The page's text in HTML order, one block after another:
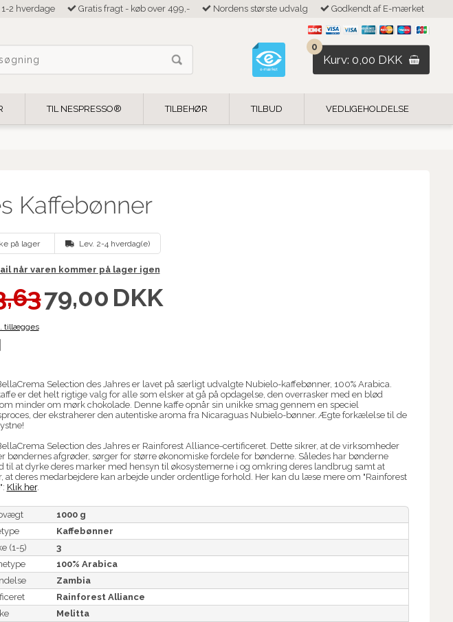
2 hverdage Gratis fragt - køb over 499,- Nordens største udvalg Godkendt af E-mærket
0
Kurv: 0,00 DKK
TIL NESPRESSO® TILBEHØR TILBUD VEDLIGEHOLDELSE
Kaffebønner
på lager Lev. 2-4 hverdag(e)
når varen kommer på lager igen
79,00 DKK
tillægges
Selection des Jahres er lavet på særligt udvalgte Nubielo-kaffebønner, 100% Arabica.
er det helt rigtige valg for alle som elsker at gå på opdagelse, den overrasker med en blød
minder om mørk chokolade. Denne kaffe opnår sin unikke smag gennem en speciel
der ekstraherer den autentiske aroma fra Nicaraguas Nubielo-bønner. Ægte forkælelse til de
Selection des Jahres er Rainforest Alliance-certificeret. Dette sikrer, at de virksomheder
bøndernes afgrøder, sørger for større økonomiske fordele for bønderne. Således har bønderne
til at dyrke deres marker med hensyn til økosystemerne i og omkring deres landbrug samt at
at deres medarbejdere kan arbejde under ordentlige forhold. Her kan du læse mere om "Rainforest
Klik her.
1000 g
Kaffebønner
(1-5)
3
100% Arabica
Zambia
Rainforest Alliance
Melitta